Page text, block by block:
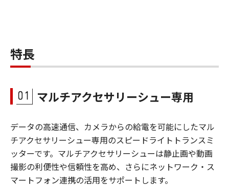
特長
マルチアクセサリーシュー専用
データの高速通信、カメラからの給電を可能にしたマル
チアクセサリーシュー専用のスピードライトトランスミ
ッターです。マルチアクセサリーシューは静止画や動画
撮影の利便性や信頼性を高め、さらにネットワーク・ス
マートフォン連携の活用をサポートします。